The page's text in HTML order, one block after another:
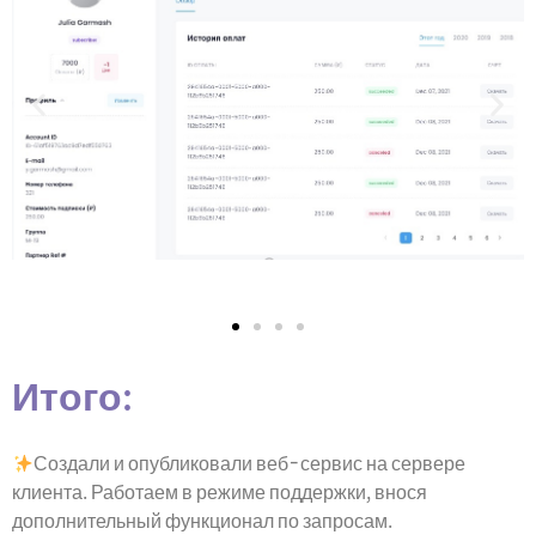
Итого:
Создали и опубликовали веб-сервис на сервере
клиента. Работаем в режиме поддержки, внося
дополнительный функционал по запросам.